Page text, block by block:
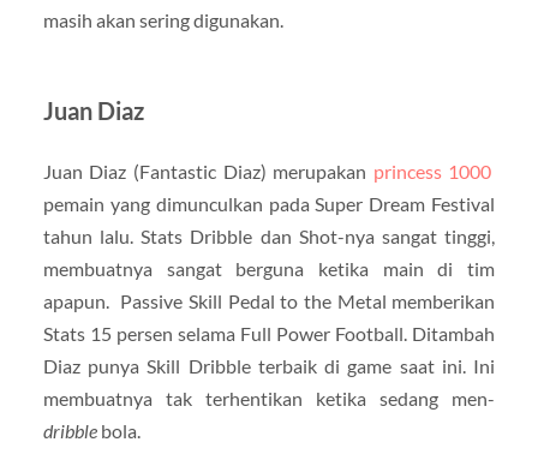
masih akan sering digunakan.
Juan Diaz
Juan Diaz (Fantastic Diaz) merupakan princess 1000
pemain yang dimunculkan pada Super Dream Festival
tahun lalu. Stats Dribble dan Shot-nya sangat tinggi,
membuatnya sangat berguna ketika main di tim
apapun. Passive Skill Pedal to the Metal memberikan
Stats 15 persen selama Full Power Football. Ditambah
Diaz punya Skill Dribble terbaik di game saat ini. Ini
membuatnya tak terhentikan ketika sedang men-
dribblebola.